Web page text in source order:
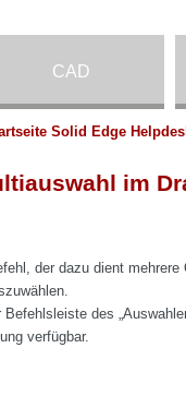
CAD
Solid Edge
im
der dazu dient mehrere
des
verfügbar.